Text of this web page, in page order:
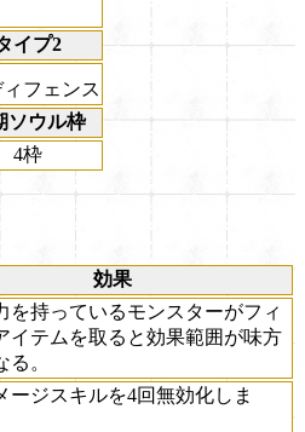
イプ2
ィフェンス
ソウル枠
4枠
効果
を持っているモンスターがフィ
イテムを取ると効果範囲が味方
る。
ージスキルを4回無効化しま